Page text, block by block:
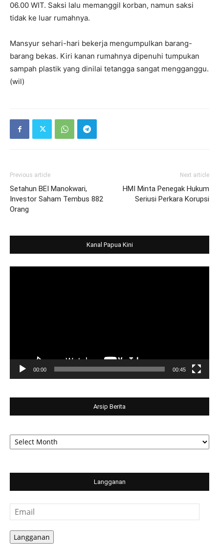
06.00 WIT. Saksi lalu memanggil korban, namun saksi
tidak ke luar rumahnya.
Mansyur sehari-hari bekerja mengumpulkan barang-
barang bekas. Kiri kanan rumahnya dipenuhi tumpukan
sampah plastik yang dinilai tetangga sangat mengganggu.
(wil)
Previous article
Setahun BEI Manokwari,
Investor Saham Tembus 882
Orang
Next article
HMI Minta Penegak Hukum
Seriusi Perkara Korupsi
Kanal Papua Kini
00:00 00:45
Arsip Berita
Arsip
Berita
Langganan
Email
Langganan